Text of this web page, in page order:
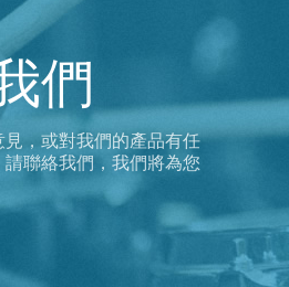
們
，或對我們的產品有任
聯絡我們，我們將為您